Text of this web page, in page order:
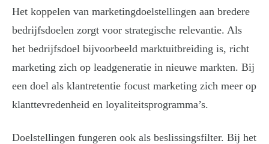
Het koppelen van marketingdoelstellingen aan bredere
bedrijfsdoelen zorgt voor strategische relevantie. Als
het bedrijfsdoel bijvoorbeeld marktuitbreiding is, richt
marketing zich op leadgeneratie in nieuwe markten. Bij
een doel als klantretentie focust marketing zich meer op
klanttevredenheid en loyaliteitsprogramma’s.
Doelstellingen fungeren ook als beslissingsfilter. Bij het